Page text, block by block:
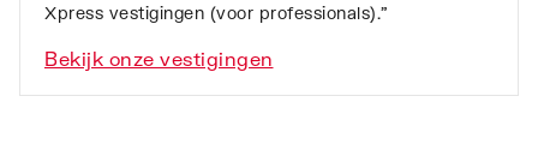
Xpress vestigingen (voor professionals).”
Bekijk onze vestigingen